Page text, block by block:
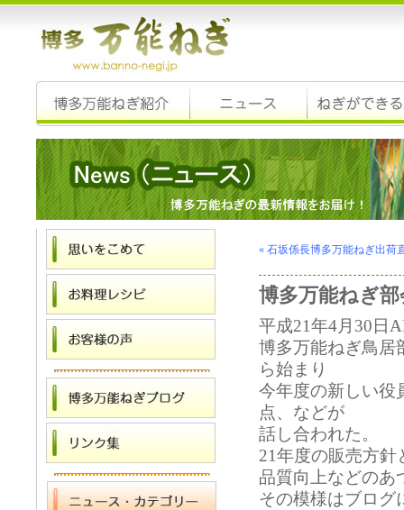
« 石坂係長博多万能ねぎ出荷
博多万能ねぎ
平成21年4月30日
博多万能ねぎ鳥居
ら始まり
今年度の新しい役
点、などが
話し合われた。
21年度の販売方
品質向上などのあ
その模様はブログ